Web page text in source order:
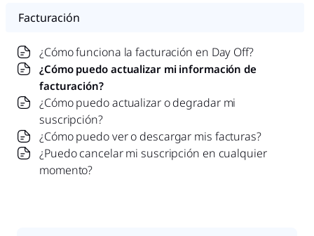
Facturación
¿Cómo funciona la facturación en Day Off?
¿Cómo puedo actualizar mi información de
facturación?
¿Cómo puedo actualizar o degradar mi
suscripción?
¿Cómo puedo ver o descargar mis facturas?
¿Puedo cancelar mi suscripción en cualquier
momento?